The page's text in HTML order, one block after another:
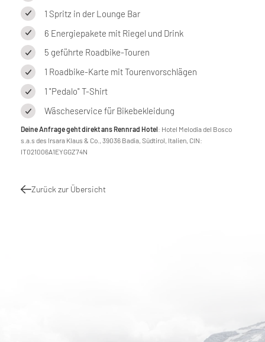
1 Spritz in der Lounge Bar
6 Energiepakete mit Riegel und Drink
5 geführte Roadbike-Touren
1 Roadbike-Karte mit Tourenvorschlägen
1 "Pedalo" T-Shirt
Wäscheservice für Bikebekleidung
Deine Anfrage geht direkt ans Rennrad Hotel: Hotel Melodia del Bosco
s.a.s des Irsara Klaus & Co., 39036 Badia, Südtirol, Italien, CIN:
IT021006A1EYGGZ74N
Zurück zur Übersicht